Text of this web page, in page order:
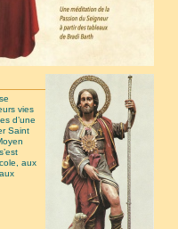
vies
d’une
Saint
aux